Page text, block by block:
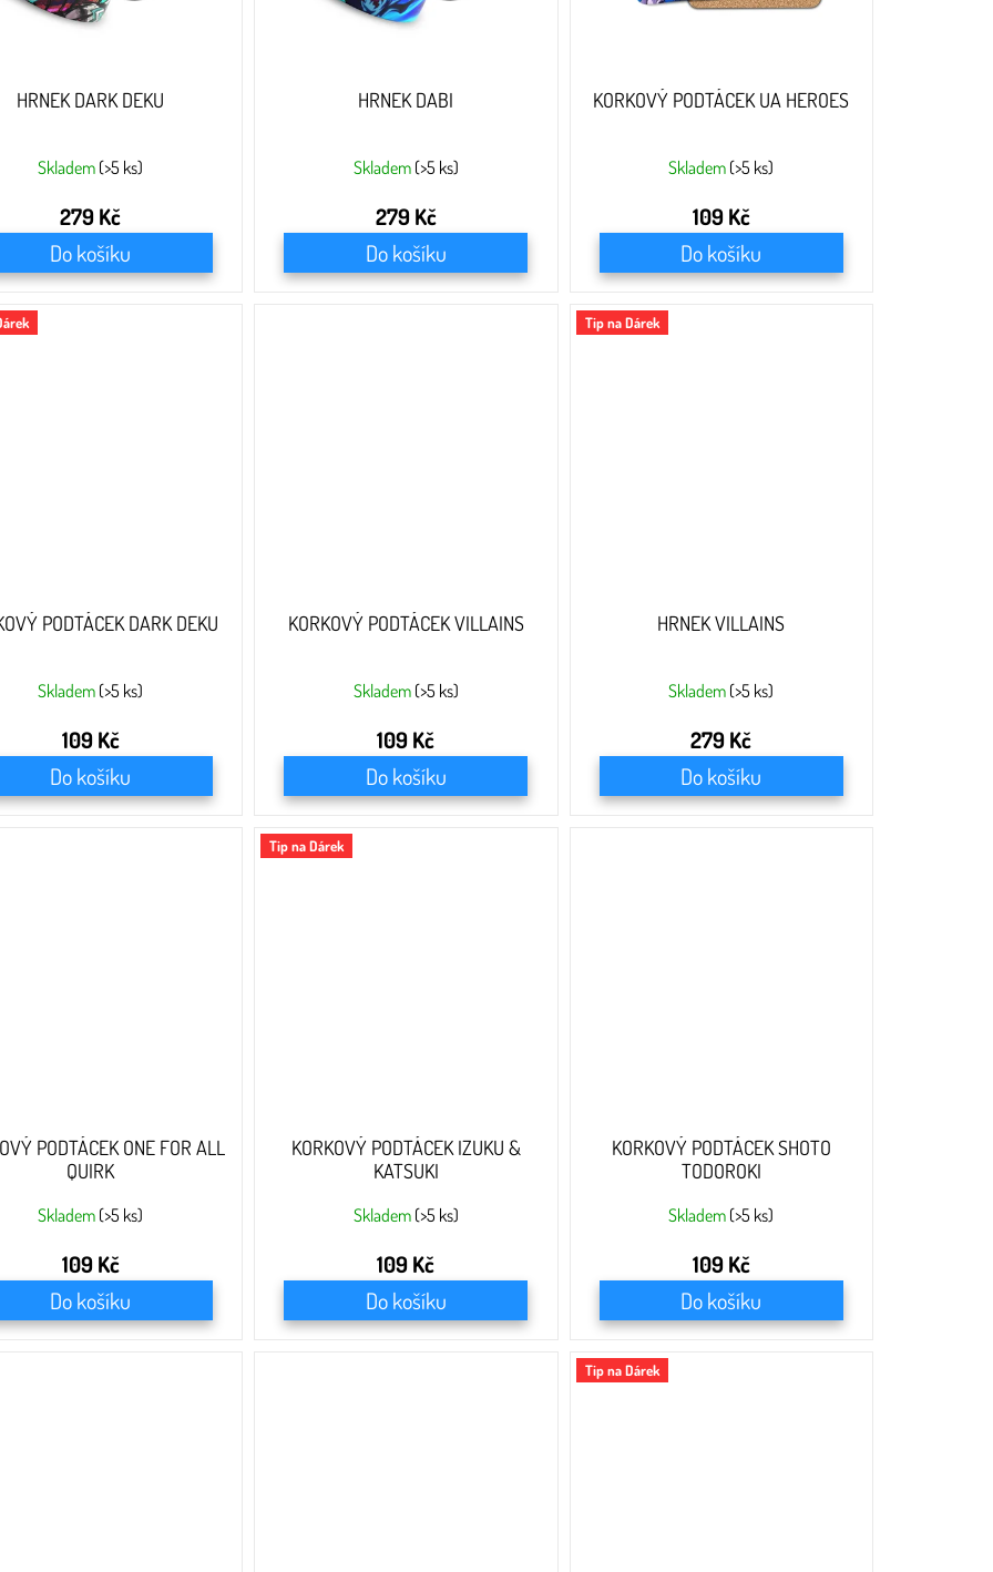
HRNEK DARK DEKU
Skladem (>5 ks)
279 Kč
Do košíku
HRNEK DABI
Skladem (>5 ks)
279 Kč
Do košíku
KORKOVÝ PODTÁCEK UA HEROES
Skladem (>5 ks)
109 Kč
Do košíku
PODTÁCEK DARK DEKU
Skladem (>5 ks)
109 Kč
Do košíku
KORKOVÝ PODTÁCEK VILLAINS
Skladem (>5 ks)
109 Kč
Do košíku
Tip na Dárek
HRNEK VILLAINS
Skladem (>5 ks)
279 Kč
Do košíku
PODTÁCEK ONE FOR ALL
QUIRK
Skladem (>5 ks)
109 Kč
Do košíku
Tip na Dárek
KORKOVÝ PODTÁCEK IZUKU &
KATSUKI
Skladem (>5 ks)
109 Kč
Do košíku
KORKOVÝ PODTÁCEK SHOTO
TODOROKI
Skladem (>5 ks)
109 Kč
Do košíku
Tip na Dárek